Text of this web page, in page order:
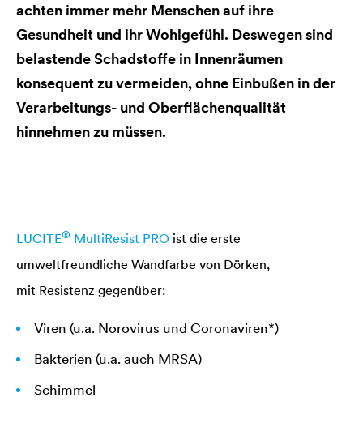
achten immer mehr Menschen auf ihre
Gesundheit und ihr Wohlgefühl. Deswegen sind
belastende Schadstoffe in Innenräumen
konsequent zu vermeiden, ohne Einbußen in der
Verarbeitungs- und Oberflächenqualität
hinnehmen zu müssen.
LUCITE® MultiResist PRO ist die erste
umweltfreundliche Wandfarbe von Dörken,
mit Resistenz gegenüber:
Viren (u.a. Norovirus und Coronaviren*)
Bakterien (u.a. auch MRSA)
Schimmel